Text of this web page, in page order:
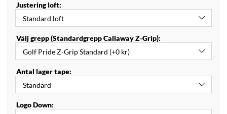
Justering loft:
Välj grepp (Standardgrepp Callaway Z-Grip):
Antal lager tape:
Logo Down: